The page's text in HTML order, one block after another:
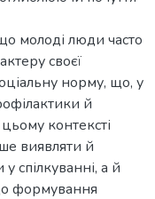
молоді люди часто
своєї
норму, що, у
й
контексті
виявляти й
спілкуванні, а й
формування